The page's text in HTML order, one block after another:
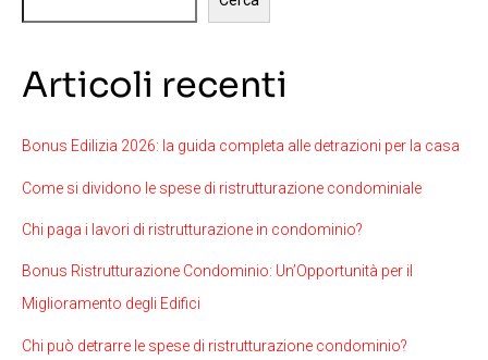
Articoli recenti
Bonus Edilizia 2026: la guida completa alle detrazioni per la casa
Come si dividono le spese di ristrutturazione condominiale
Chi paga i lavori di ristrutturazione in condominio?
Bonus Ristrutturazione Condominio: Un’Opportunità per il
Miglioramento degli Edifici
Chi può detrarre le spese di ristrutturazione condominio?